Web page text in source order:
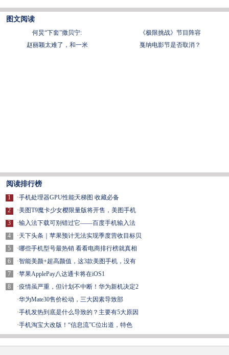
图文阅读
何炅“下套”撒贝宁:
《极限挑战》节目阵容
赵丽颖太难了，和一米
戛纳电影节是否取消？
阅读排行榜
1
2
3
4
5
6
7
8
·手机处理器GPU性能天梯图 收藏必备
·美图T9魔卡少女樱限量版将开售，美图手机
·输入法下载可别错过它——百度手机输入法
·天下头条｜苹果预计无法实现季度营收目标贝
·哪些手机型号最热销 看看电商排行榜就真相
·智能美颜+超高颜值，这3款美图手机，没有
·苹果ApplePay八达通卡将在iOS1
·疫情虽严重，但计划不中断！华为新机决定2
·华为Mate30售价松动，三大因素导致部
·手机发热到底是什么导致的？主要有5大原因
·手机淘宝大改版！“信息流”C位出道，特色